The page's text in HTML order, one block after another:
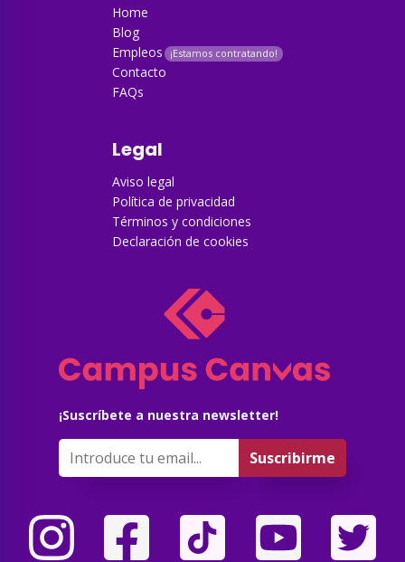
¡Suscríbete a nuestra newsletter!
Suscribirme
Home
Blog
Empleos
Contacto
FAQs
Legal
Aviso legal
Política de privacidad
Términos y condiciones
Declaración de cookies